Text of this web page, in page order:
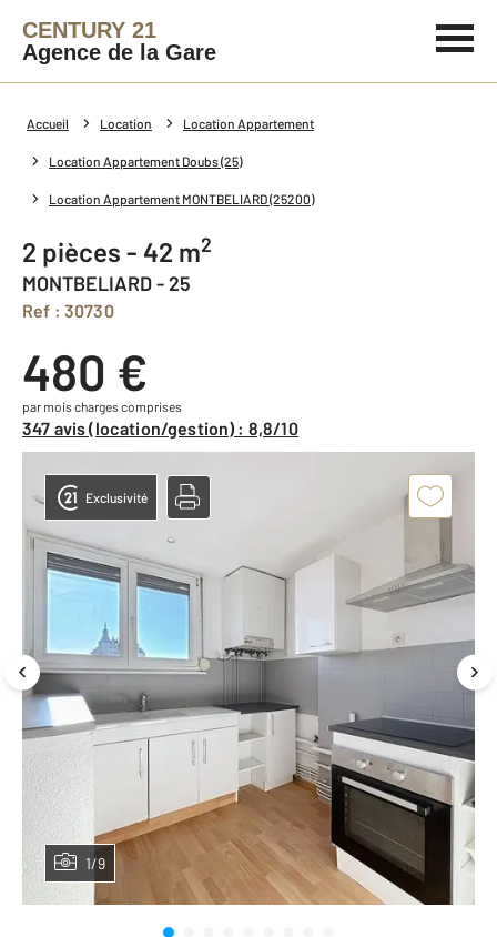
CENTURY 21
Agence de la Gare
Accueil Location Location Appartement
Location Appartement Doubs (25)
Location Appartement MONTBELIARD (25200)
2 pièces - 42 m2
MONTBELIARD - 25
Ref : 30730
480 €
par mois charges comprises
347 avis (location/gestion) : 8,8/10
1/9
Exclusivité